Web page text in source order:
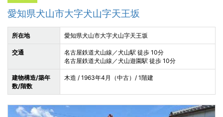
愛知県犬山市大字犬山字天王坂
所在地 愛知県犬山市大字犬山字天王坂
交通
名古屋鉄道犬山線／犬山駅 徒歩 10分
名古屋鉄道犬山線／犬山遊園駅 徒歩 10分
建物構造/築年
数/階数
木造 / 1963年4月（中古）/ 1階建